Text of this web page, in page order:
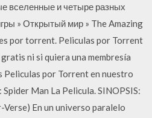
вселенные и четыре разных
» Открытый мир » The Amazing
por torrent. Peliculas por Torrent
ni si quiera una membresía
Peliculas por Torrent en nuestro
Man La Pelicula. SINOPSIS:
En un universo paralelo